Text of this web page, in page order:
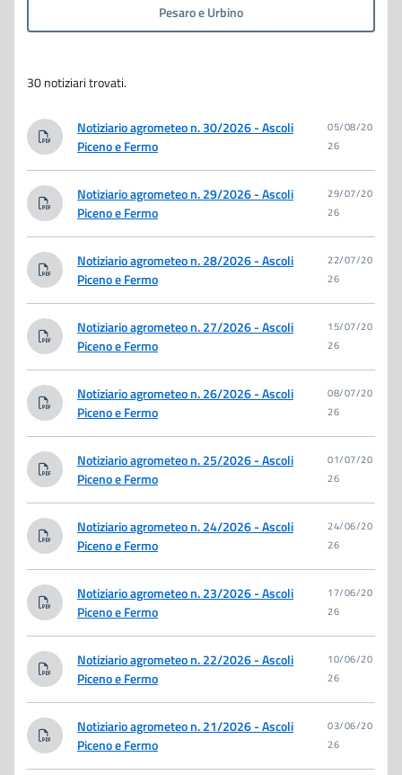
Pesaro e Urbino
30 notiziari trovati.
Notiziario agrometeo n. 30/2026 - Ascoli
Piceno e Fermo
05/08/20
26
Notiziario agrometeo n. 29/2026 - Ascoli
Piceno e Fermo
29/07/20
26
Notiziario agrometeo n. 28/2026 - Ascoli
Piceno e Fermo
22/07/20
26
Notiziario agrometeo n. 27/2026 - Ascoli
Piceno e Fermo
15/07/20
26
Notiziario agrometeo n. 26/2026 - Ascoli
Piceno e Fermo
08/07/20
26
Notiziario agrometeo n. 25/2026 - Ascoli
Piceno e Fermo
01/07/20
26
Notiziario agrometeo n. 24/2026 - Ascoli
Piceno e Fermo
24/06/20
26
Notiziario agrometeo n. 23/2026 - Ascoli
Piceno e Fermo
17/06/20
26
Notiziario agrometeo n. 22/2026 - Ascoli
Piceno e Fermo
10/06/20
26
Notiziario agrometeo n. 21/2026 - Ascoli
Piceno e Fermo
03/06/20
26